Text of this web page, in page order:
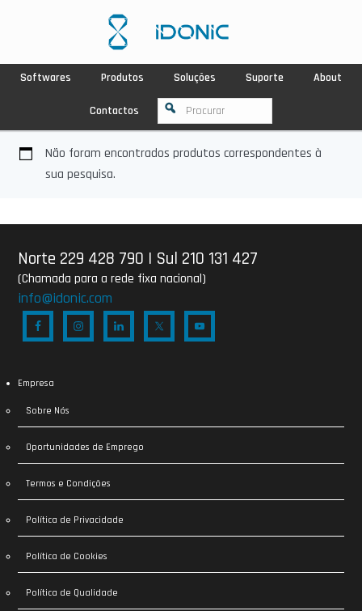
Softwares Produtos Soluções Suporte About
Contactos
Não foram encontrados produtos correspondentes à
sua pesquisa.
Norte 229 428 790 | Sul 210 131 427
(Chamada para a rede fixa nacional)
info@idonic.com
Empresa
Sobre Nós
Oportunidades de Emprego
Termos e Condições
Política de Privacidade
Política de Cookies
Política de Qualidade